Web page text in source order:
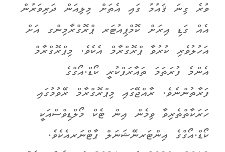
ވުރެ ގިނަ ޤައުމު ގައި އެތަށް މިލިއަން ދަރިވަރުން
އެއް ގަޑި އިރަށް ކޮމްޕިއުޓަރ ޕްރޮގްރާމިންގ އަށް
އަހުލުވެރި ކުރުވާ ޕްރޮގްރާމް އެކެވެ. މިޕްރޮގްރާމް
އެންމެ ފުރަތަމަ ތައާރަފްކުރީ ކޯޑް.އޯގްގެ
ފަރާތުންނެވެ. ރާއްޖޭގައި މިޕްރޮގްރާމް ރޭވުމުގައި
ހަރަކާތްތެރިވާ ވިމެން އިން ޓެކް މޯލްޑިވްސްއަކީ
ކޯޑް.އޯގްގެ އިންޓަރނޭޝަނަލް ޕާޓްނަރއެކެވެ.